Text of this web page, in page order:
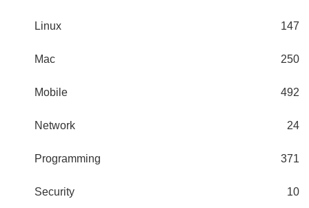
Linux 147
Mac 250
Mobile 492
Network 24
Programming 371
Security 10